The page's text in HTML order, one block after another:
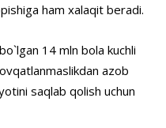
ham xalaqit beradi.
14 mln bola kuchli
azob
saqlab qolish uchun